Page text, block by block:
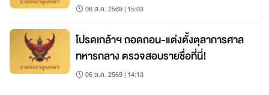
06 ส.ค. 2569 | 15:03
โปรดเกล้าฯ ถอดถอน-แต่งตั้งตุลาการศาล
ทหารกลาง ตรวจสอบรายชื่อที่นี่!
06 ส.ค. 2569 | 14:13